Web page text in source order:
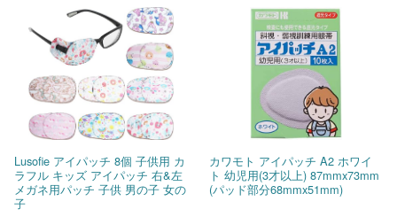
Lusofie アイパッチ 8個 子供用 カ
ラフル キッズ アイパッチ 右&左
メガネ用パッチ 子供 男の子 女の
子
カワモト アイパッチ A2 ホワイ
ト 幼児用(3才以上) 87mmx73mm
(パッド部分68mmx51mm)